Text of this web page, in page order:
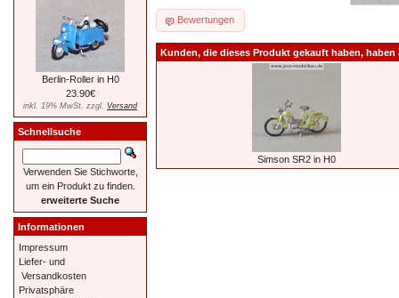
Bewertungen
Kunden, die dieses Produkt gekauft haben,
Simson SR2 in H0
Berlin-Roller in H0
23.90€
inkl. 19% MwSt. zzgl. Versand
Schnellsuche
Verwenden Sie Stichworte,
um ein Produkt zu finden.
erweiterte Suche
Informationen
Impressum
Liefer- und
Versandkosten
Privatsphäre